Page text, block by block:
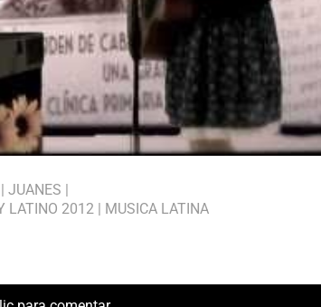
| JUANES |
LATINO 2012 | MUSICA LATINA